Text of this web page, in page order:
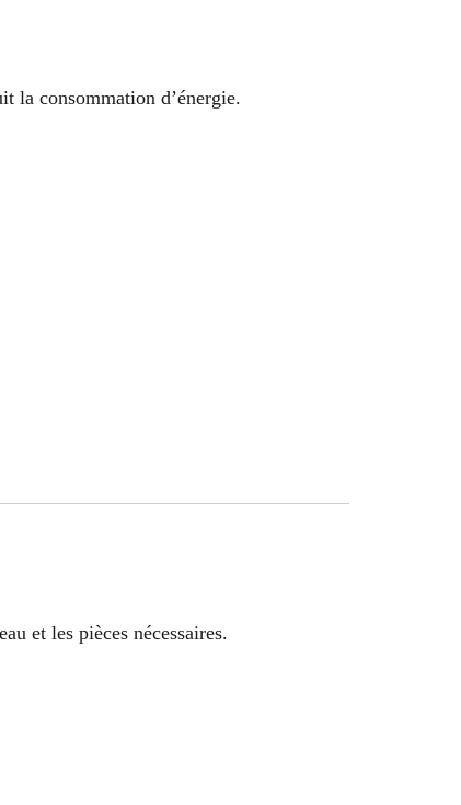
la consommation d’énergie.
et les pièces nécessaires.